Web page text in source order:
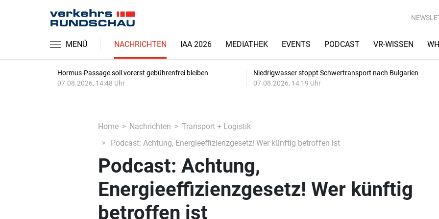
MENÜ NACHRICHTEN IAA 2026 MEDIATHEK EVENTS PODCAST VR-WISSEN
Hormus-Passage soll vorerst gebührenfrei bleiben
07.08.2026, 14:48 Uhr
Niedrigwasser stoppt Schwertransport nach Bulgarien
07.08.2026, 14:19 Uhr
Home Nachrichten
Transport + Logistik
Podcast: Achtung, Energieeffizienzgesetz! Wer künftig betroffen ist
Podcast: Achtung,
Energieeffizienzgesetz! Wer künftig
betroffen ist